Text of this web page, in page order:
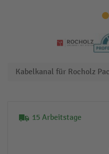
15 Arbeitstage